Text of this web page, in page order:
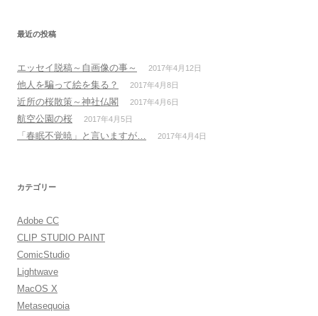
ブ
最近の投稿
エッセイ脱稿～自画像の事～ 2017年4月12日
他人を騙って絵を集る？ 2017年4月8日
近所の桜散策～神社仏閣 2017年4月6日
航空公園の桜 2017年4月5日
「春眠不覚暁」と言いますが… 2017年4月4日
カテゴリー
Adobe CC
CLIP STUDIO PAINT
ComicStudio
Lightwave
MacOS X
Metasequoia